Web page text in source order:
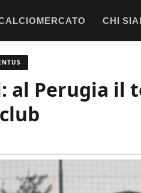
CHI
Perugia il